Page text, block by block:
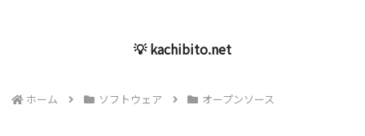
💡 kachibito.net
ホーム ソフトウェア オープンソース